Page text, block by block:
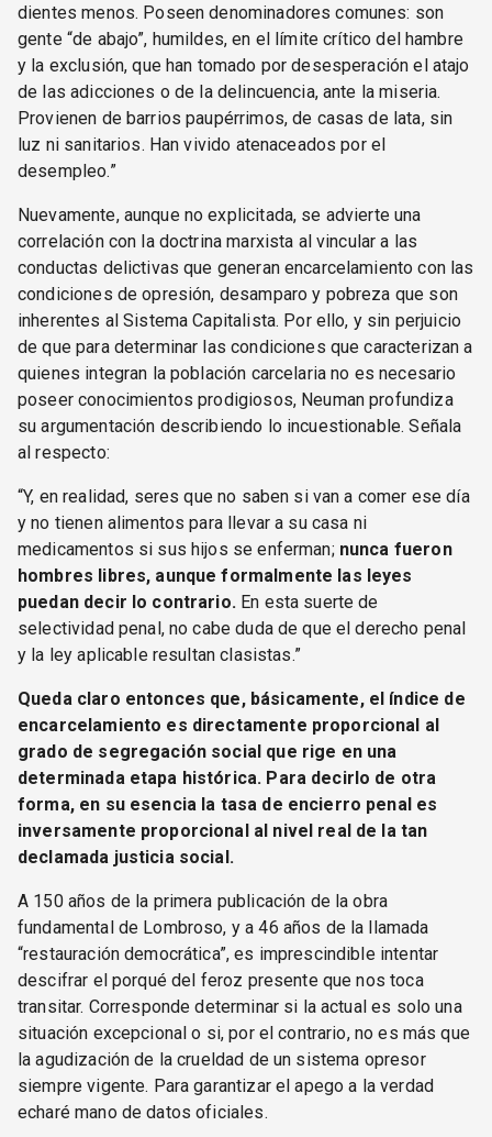
dientes menos. Poseen denominadores comunes: son
gente “de abajo”, humildes, en el límite crítico del hambre
y la exclusión, que han tomado por desesperación el atajo
de las adicciones o de la delincuencia, ante la miseria.
Provienen de barrios paupérrimos, de casas de lata, sin
luz ni sanitarios. Han vivido atenaceados por el
desempleo.”
Nuevamente, aunque no explicitada, se advierte una
correlación con la doctrina marxista al vincular a las
conductas delictivas que generan encarcelamiento con las
condiciones de opresión, desamparo y pobreza que son
inherentes al Sistema Capitalista. Por ello, y sin perjuicio
de que para determinar las condiciones que caracterizan a
quienes integran la población carcelaria no es necesario
poseer conocimientos prodigiosos, Neuman profundiza
su argumentación describiendo lo incuestionable. Señala
al respecto:
“Y, en realidad, seres que no saben si van a comer ese día
y no tienen alimentos para llevar a su casa ni
medicamentos si sus hijos se enferman; nunca fueron
hombres libres, aunque formalmente las leyes
puedan decir lo contrario. En esta suerte de
selectividad penal, no cabe duda de que el derecho penal
y la ley aplicable resultan clasistas.”
Queda claro entonces que, básicamente, el índice de
encarcelamiento es directamente proporcional al
grado de segregación social que rige en una
determinada etapa histórica. Para decirlo de otra
forma, en su esencia la tasa de encierro penal es
inversamente proporcional al nivel real de la tan
declamada justicia social.
A 150 años de la primera publicación de la obra
fundamental de Lombroso, y a 46 años de la llamada
“restauración democrática”, es imprescindible intentar
descifrar el porqué del feroz presente que nos toca
transitar. Corresponde determinar si la actual es solo una
situación excepcional o si, por el contrario, no es más que
la agudización de la crueldad de un sistema opresor
siempre vigente. Para garantizar el apego a la verdad
echaré mano de datos oficiales.